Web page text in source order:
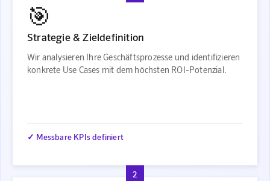
🎯
Strategie & Zieldefinition
Wir analysieren Ihre Geschäftsprozesse und identifizieren
konkrete Use Cases mit dem höchsten ROI-Potenzial.
✓ Messbare KPIs definiert
2